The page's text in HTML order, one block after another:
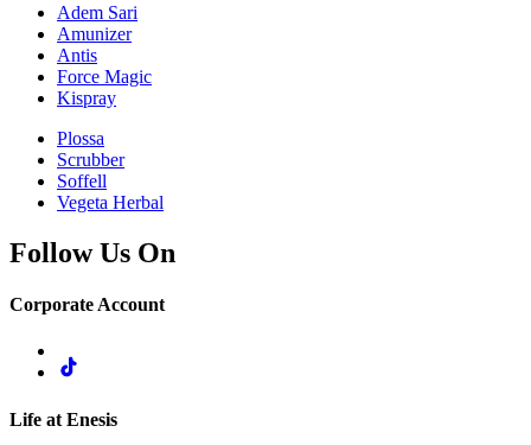
Adem Sari
Amunizer
Antis
Force Magic
Kispray
Plossa
Scrubber
Soffell
Vegeta Herbal
Follow Us On
Corporate Account
Life at Enesis